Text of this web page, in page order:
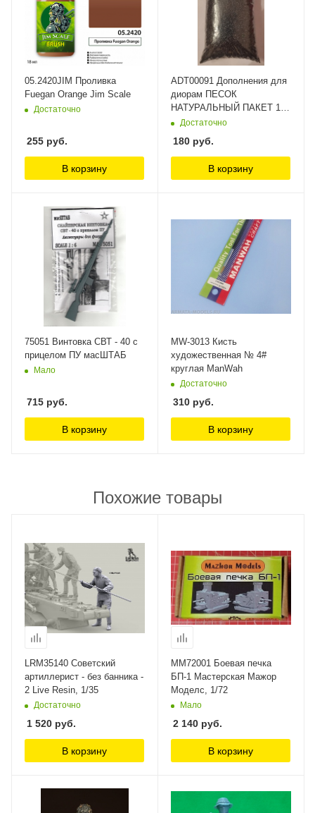
05.2420JIM Проливка
Fuegan Orange Jim Scale
Достаточно
255 руб.
В корзину
ADT00091 Дополнения для
диорам ПЕСОК
НАТУРАЛЬНЫЙ ПАКЕТ 150
МЛ DioramaTech 3
Достаточно
180 руб.
В корзину
75051 Винтовка СВТ - 40 с
прицелом ПУ масШТАБ
Мало
715 руб.
В корзину
MW-3013 Кисть
художественная № 4#
круглая ManWah
Достаточно
310 руб.
В корзину
Похожие товары
LRM35140 Советский
артиллерист - без банника -
2 Live Resin, 1/35
Достаточно
1 520 руб.
В корзину
MM72001 Боевая печка
БП-1 Мастерская Мажор
Моделс, 1/72
Мало
2 140 руб.
В корзину